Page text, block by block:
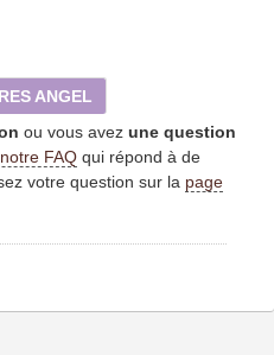
ANGEL
ou vous avez une question
FAQ qui répond à de
votre question sur la page